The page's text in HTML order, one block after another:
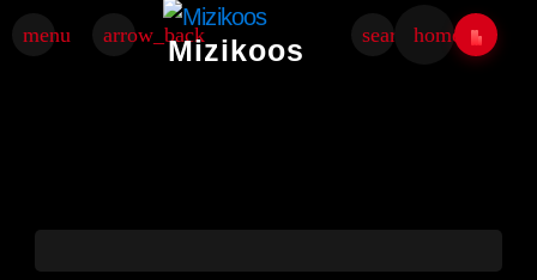
menu arrow_backMizikoos searchhome